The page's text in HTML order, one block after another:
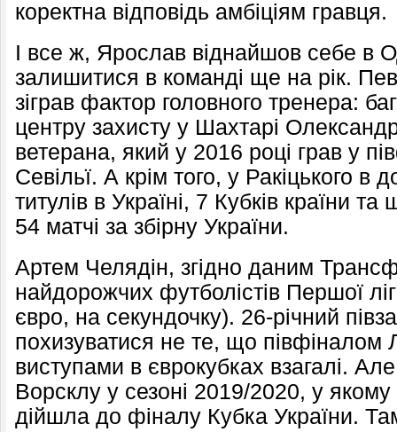
коректна відповідь амбіціям гравця.
І все ж, Ярослав віднайшов себе в
залишитися в команді ще на рік.
зіграв фактор головного тренера:
центру захисту у Шахтарі
ветерана, який у 2016 році грав у
Севільї. А крім того, у Ракіцького в
титулів в Україні, 7 Кубків країни
54 матчі за збірну України.
Артем Челядін, згідно даним
найдорожчих футболістів Першої
євро, на секундочку). 26-річний
похизуватися не те, що півфіналом
виступами в єврокубках взагалі.
Ворсклу у сезоні 2019/2020, у
дійшла до фіналу Кубка України.